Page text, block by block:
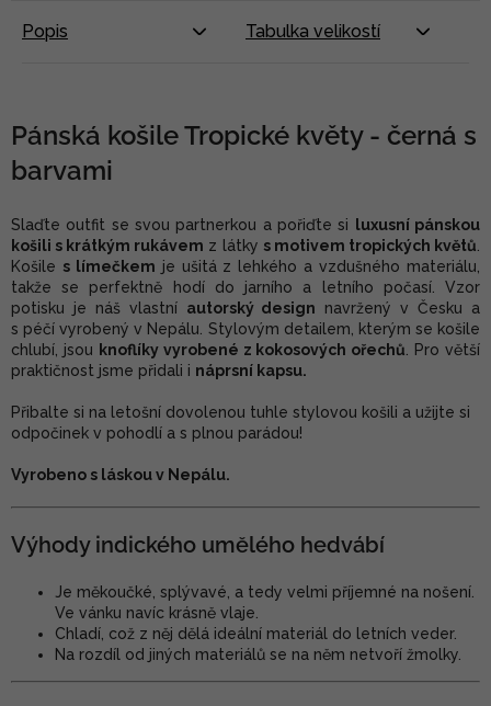
Popis Tabulka velikostí
Pánská košile Tropické květy - černá s
barvami
Slaďte outfit se svou partnerkou a pořiďte si
luxusní pánskou
košili s krátkým rukávem z látky s motivem tropických květů
Košile s límečkem je ušitá z lehkého a vzdušného materiálu,
takže se perfektně hodí do jarního a letního počasí. Vzor
potisku je náš vlastní autorský design navržený v Česku a
s péčí vyrobený v Nepálu. Stylovým detailem, kterým se košile
chlubí, jsou knoflíky vyrobené z kokosových ořechů . Pro větší
praktičnost jsme přidali i náprsní kapsu.
Přibalte si na letošní dovolenou tuhle stylovou košili a užijte si
odpočinek v pohodlí a s plnou parádou!
Vyrobeno s láskou v Nepálu.
Výhody indického umělého hedvábí
Je měkoučké, splývavé, a tedy velmi příjemné na nošení.
Ve vánku navíc krásně vlaje.
Chladí, což z něj dělá ideální materiál do letních veder.
Na rozdíl od jiných materiálů se na něm netvoří žmolky.